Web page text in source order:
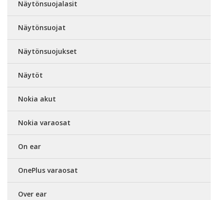
Näytönsuojalasit
Näytönsuojat
Näytönsuojukset
Näytöt
Nokia akut
Nokia varaosat
On ear
OnePlus varaosat
Over ear